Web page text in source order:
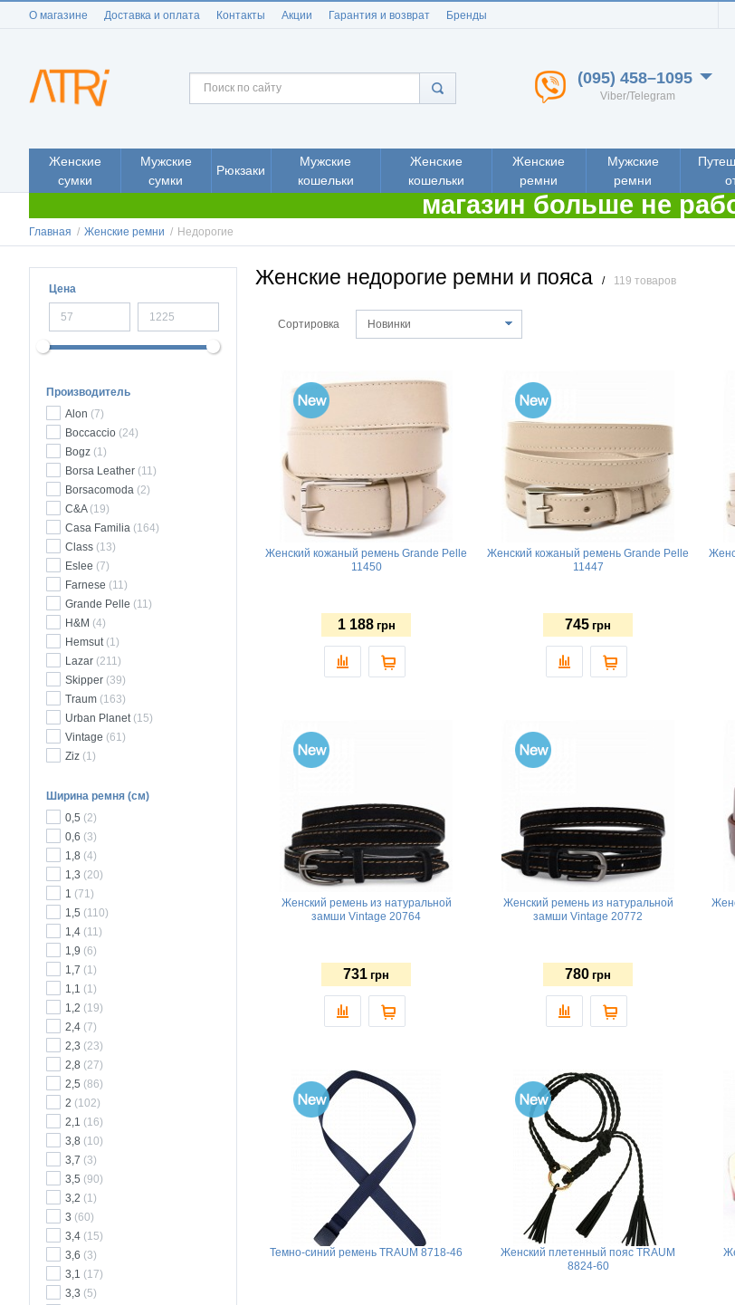
О магазине Доставка и оплата Контакты Акции Гарантия и возврат Бренды
(095) 458–1095
Viber/Telegram
Женские
сумки
Мужские
сумки
Рюкзаки
Мужские
кошельки
Женские
кошельки
Женские
ремни
Мужские
ремни
магазин больше не
Главная / Женские ремни / Недорогие
Цена
Производитель
Alon (7)
Boccaccio (24)
Bogz (1)
Borsa Leather (11)
Borsacomoda (2)
C&A (19)
Casa Familia (164)
Class (13)
Eslee (7)
Farnese (11)
Grande Pelle (11)
H&M (4)
Hemsut (1)
Lazar (211)
Skipper (39)
Traum (163)
Urban Planet (15)
Vintage (61)
Ziz (1)
Ширина ремня (см)
0,5 (2)
0,6 (3)
1,8 (4)
1,3 (20)
1 (71)
1,5 (110)
1,4 (11)
1,9 (6)
1,7 (1)
1,1 (1)
1,2 (19)
2,4 (7)
2,3 (23)
2,8 (27)
2,5 (86)
2 (102)
2,1 (16)
3,8 (10)
3,7 (3)
3,5 (90)
3,2 (1)
3 (60)
3,4 (15)
3,6 (3)
3,1 (17)
3,3 (5)
Женские недорогие ремни и пояса / 119 товаров
Сортировка Новинки
Женский кожаный ремень Grande Pelle
11450
1 188 грн
Женский кожаный ремень Grande Pelle
11447
745 грн
Женский ремень из натуральной
замши Vintage 20764
731 грн
Женский ремень из натуральной
замши Vintage 20772
780 грн
Темно-синий ремень TRAUM 8718-46
Женский плетенный пояс TRAUM
8824-60